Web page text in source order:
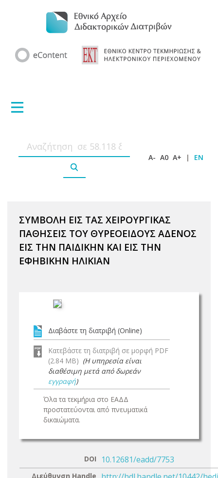
A- A0 A+ | EN
ΣΥΜΒΟΛΗ ΕΙΣ ΤΑΣ ΧΕΙΡΟΥΡΓΙΚΑΣ
ΠΑΘΗΣΕΙΣ ΤΟΥ ΘΥΡΕΟΕΙΔΟΥΣ ΑΔΕΝΟΣ
ΕΙΣ ΤΗΝ ΠΑΙΔΙΚΗΝ ΚΑΙ ΕΙΣ ΤΗΝ
ΕΦΗΒΙΚΗΝ ΗΛΙΚΙΑΝ
Διαβάστε τη διατριβή (Online)
Κατεβάστε τη διατριβή σε μορφή PDF
(2.84 MB) (Η υπηρεσία είναι
διαθέσιμη μετά από δωρεάν
εγγραφή)
Όλα τα τεκμήρια στο ΕΑΔΔ
προστατεύονται από πνευματικά
δικαιώματα.
DOI 10.12681/eadd/7753
Διεύθυνση Handle